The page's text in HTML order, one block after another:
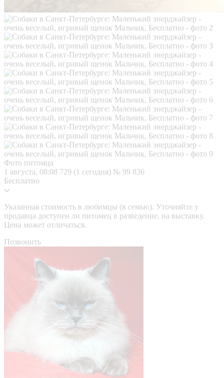
Фото питомца
1 августа, 08:08 729 (1 сегодня) № 99 836
Бесплатно
Указанная стоимость в любимцы (в семью). Уточняйте у
продавца доступен ли питомец в разведение, на выставку.
Цена может отличаться.
Позвонить